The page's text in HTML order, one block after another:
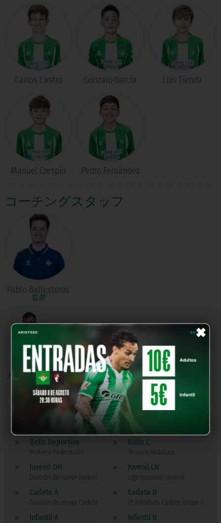
×
Carlos Castro Gonzalo García Luis Tienda
Manuel Crespín Pedro Fernández
コーチングスタッフ
Pablo Ballesteros
監督
Juan Rojo
アシスタントマ
ネージャー
» Betis Deportivo
Primera Federación
» Betis C
Tercera Andaluza
» Juvenil DH
División de Honor Juvenil
» Juvenil LN
Liga Nacional Juvenil
» Cadete A
División de Honor Cadete
» Cadete B
1ª Andaluza Cadete Grupo 1
» Infantil A » Infantil B